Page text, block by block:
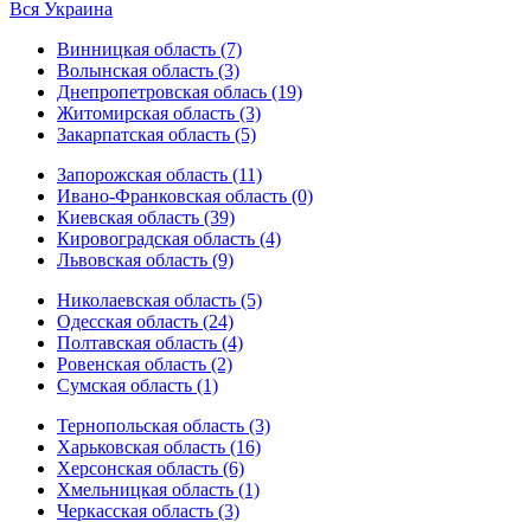
Вся Украина
Винницкая область (7)
Волынская область (3)
Днепропетровская облась (19)
Житомирская область (3)
Закарпатская область (5)
Запорожская область (11)
Ивано-Франковская область (0)
Киевская область (39)
Кировоградская область (4)
Львовская область (9)
Николаевская область (5)
Одесская область (24)
Полтавская область (4)
Ровенская область (2)
Сумская область (1)
Тернопольская область (3)
Харьковская область (16)
Херсонская область (6)
Хмельницкая область (1)
Черкасская область (3)